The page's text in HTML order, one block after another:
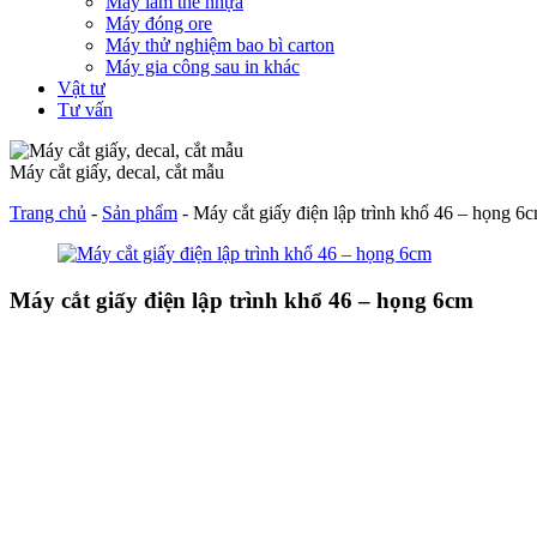
Máy đóng ore
Máy thử nghiệm bao bì carton
Máy gia công sau in khác
Vật tư
Tư vấn
Máy cắt giấy, decal, cắt mẫu
Trang chủ - Sản phẩm - Máy cắt giấy điện lập trình khổ 46 – họng
Máy cắt giấy điện lập trình khổ 46 – họng 6cm